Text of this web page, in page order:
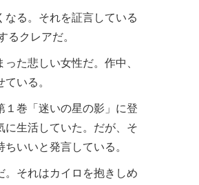
る。それを証言している
るクレアだ。
た悲しい女性だ。作中、
いる。
巻「迷いの星の影」に登
に生活していた。だが、そ
いいと発言している。
それはカイロを抱きしめ